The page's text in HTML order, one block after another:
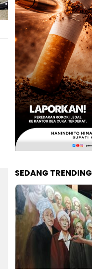
SEDANG TRENDING